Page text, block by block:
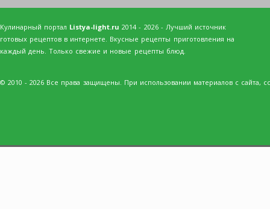
Кулинарный портал Listya-light.ru 2014 - 2026 - Лучший источник
готовых рецептов в интернете. Вкусные рецепты приготовления на
каждый день. Только свежие и новые рецепты блюд.
© 2010 - 2026 Все права защищены. При использовании материалов с сайта,